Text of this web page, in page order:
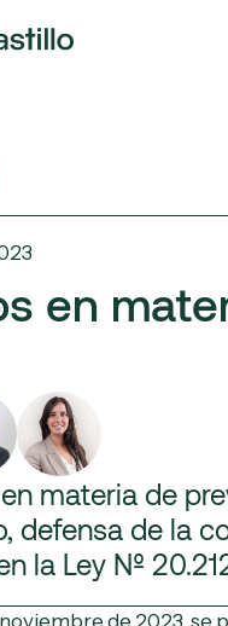
en
materia de
defensa de la
la Ley Nº
de 2023, se